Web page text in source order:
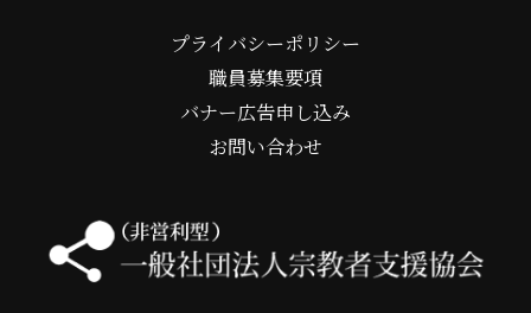
プライバシーポリシー
職員募集要項
バナー広告申し込み
お問い合わせ